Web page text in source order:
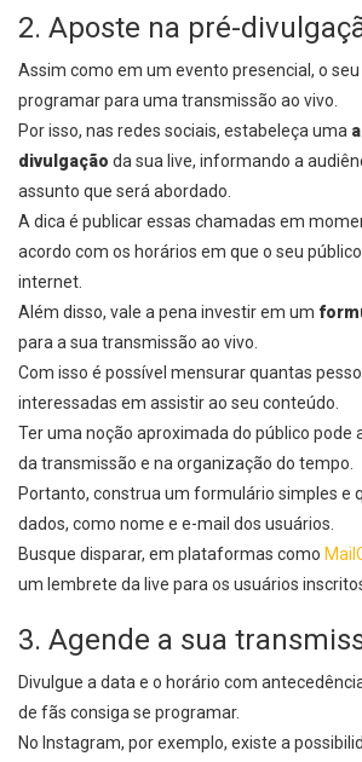
2. Aposte na pré-
Assim como em um evento presencial, o
programar para uma transmissão ao vivo.
Por isso, nas redes sociais, estabeleça uma
divulgação da sua live, informando a
assunto que será abordado.
A dica é publicar essas chamadas em
acordo com os horários em que o seu
internet.
Além disso, vale a pena investir em um
para a sua transmissão ao vivo.
Com isso é possível mensurar quantas
interessadas em assistir ao seu conteúdo.
Ter uma noção aproximada do público pode
da transmissão e na organização do tempo.
Portanto, construa um formulário simples e
dados, como nome e e-mail dos usuários.
Busque disparar, em plataformas como
um lembrete da live para os usuários
3. Agende a sua
Divulgue a data e o horário com
de fãs consiga se programar.
No Instagram, por exemplo, existe a